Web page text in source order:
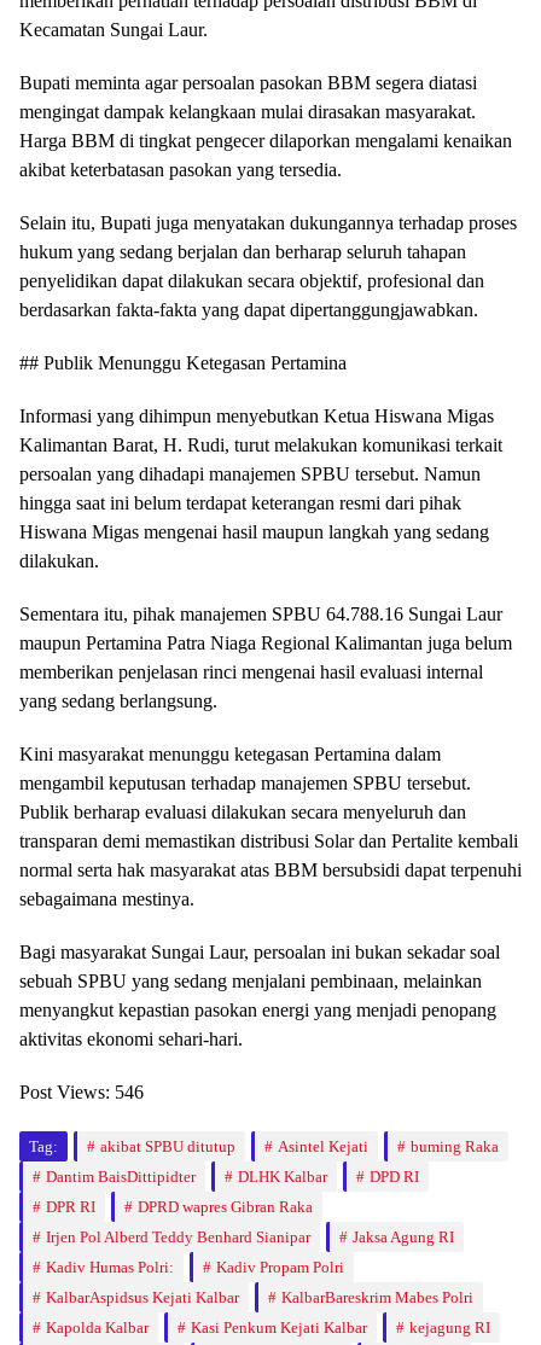
Kecamatan Sungai Laur.
Bupati meminta agar persoalan pasokan BBM segera diatasi
mengingat dampak kelangkaan mulai dirasakan masyarakat.
Harga BBM di tingkat pengecer dilaporkan mengalami kenaikan
akibat keterbatasan pasokan yang tersedia.
Selain itu, Bupati juga menyatakan dukungannya terhadap proses
hukum yang sedang berjalan dan berharap seluruh tahapan
penyelidikan dapat dilakukan secara objektif, profesional dan
berdasarkan fakta-fakta yang dapat dipertanggungjawabkan.
## Publik Menunggu Ketegasan Pertamina
Informasi yang dihimpun menyebutkan Ketua Hiswana Migas
Kalimantan Barat, H. Rudi, turut melakukan komunikasi terkait
persoalan yang dihadapi manajemen SPBU tersebut. Namun
hingga saat ini belum terdapat keterangan resmi dari pihak
Hiswana Migas mengenai hasil maupun langkah yang sedang
dilakukan.
Sementara itu, pihak manajemen SPBU 64.788.16 Sungai Laur
maupun Pertamina Patra Niaga Regional Kalimantan juga belum
memberikan penjelasan rinci mengenai hasil evaluasi internal
yang sedang berlangsung.
Kini masyarakat menunggu ketegasan Pertamina dalam
mengambil keputusan terhadap manajemen SPBU tersebut.
Publik berharap evaluasi dilakukan secara menyeluruh dan
transparan demi memastikan distribusi Solar dan Pertalite kembali
normal serta hak masyarakat atas BBM bersubsidi dapat terpenuhi
sebagaimana mestinya.
Bagi masyarakat Sungai Laur, persoalan ini bukan sekadar soal
sebuah SPBU yang sedang menjalani pembinaan, melainkan
menyangkut kepastian pasokan energi yang menjadi penopang
aktivitas ekonomi sehari-hari.
Post Views: 546
Tag: akibat SPBU ditutup Asintel Kejati
buming Raka
Dantim BaisDittipidter
DLHK Kalbar
DPD RI
DPR RI
DPRD wapres Gibran Raka
Irjen Pol Alberd Teddy Benhard Sianipar
Jaksa Agung RI
Kadiv Humas Polri:
Kadiv Propam Polri
KalbarAspidsus Kejati Kalbar
KalbarBareskrim Mabes Polri
Kapolda Kalbar
Kasi Penkum Kejati Kalbar
kejagung RI